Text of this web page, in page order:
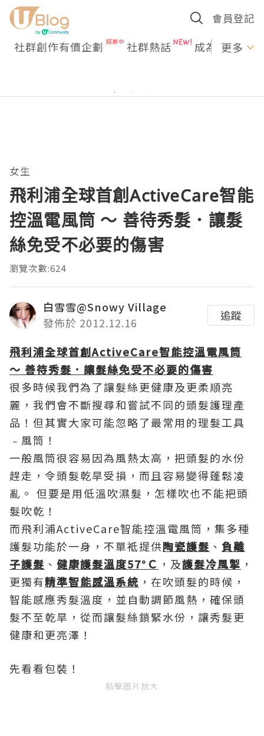
會員登記
社群創作有價企劃 社群熱話 成為U更多
女生
飛利浦全球首創ActiveCare智能
控溫電風筒 ～ 善待秀髮．讓髮
絲免受不必要的傷害
瀏覽次數:624
白雪雪@Snowy Village
發佈於 2012.12.16
追蹤
飛利浦全球首創ActiveCare智能控溫電風筒
～ 善待秀髮．讓髮絲免受不必要的傷害
很多時候我們為了讓髮絲更健康及更柔順亮
麗，我們會不斷搜尋和嘗試不同的頭髮護理產
品！但其實大家可能忽略了最常用的理髮工具
﹣風筒！
一般風筒很容易因為風熱太高，把頭髮的水份
趕走，令頭髮乾旱受損，而且容易變得蓬鬆凌
亂。 但要是用低溫吹濕髮，怎樣吹也不能把頭
髮吹乾！
而飛利浦ActiveCare智能控溫電風筒，集多種
護髮功能於一身，不單袛提供陶瓷護髮 、 負離
子護髮 、 健康護髮溫度57°Ｃ ，及護髮冷風掣 ，
更獨有精準智能感溫系統 ，在吹頭髮的時候，
智能感應秀髮溫度，並自動調節風熱，確保頭
髮不至乾旱，從而讓髮絲鎖緊水份，讓秀髮更
健康和更亮澤！
先看看包裝！
點擊圖片放大